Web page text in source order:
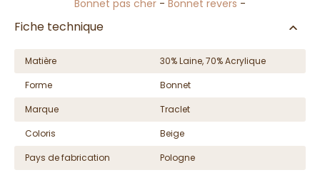
Bonnet pas cher - Bonnet revers -
Fiche technique
Matière
30% Laine, 70% Acrylique
Forme
Bonnet
Marque
Traclet
Coloris
Beige
Pays de fabrication
Pologne